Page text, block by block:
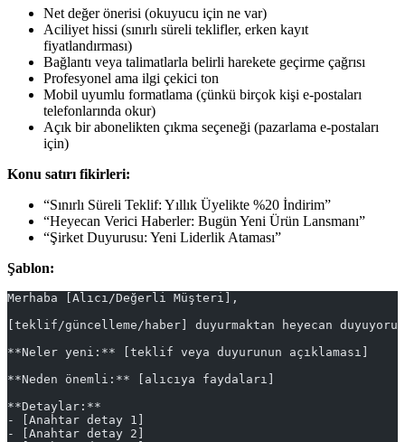
Net değer önerisi (okuyucu için ne var)
Aciliyet hissi (sınırlı süreli teklifler, erken kayıt
fiyatlandırması)
Bağlantı veya talimatlarla belirli harekete geçirme çağrısı
Profesyonel ama ilgi çekici ton
Mobil uyumlu formatlama (çünkü birçok kişi e-postaları
telefonlarında okur)
Açık bir abonelikten çıkma seçeneği (pazarlama e-postaları
için)
Konu satırı fikirleri:
“Sınırlı Süreli Teklif: Yıllık Üyelikte %20 İndirim”
“Heyecan Verici Haberler: Bugün Yeni Ürün Lansmanı”
“Şirket Duyurusu: Yeni Liderlik Ataması”
Şablon:
Merhaba [Alıcı/Değerli Müşteri],
[teklif/güncelleme/haber] duyurmaktan heyecan
**Neler yeni:** [teklif veya duyurunun açıklaması]
**Neden önemli:** [alıcıya faydaları]
**Detaylar:**
- [Anahtar detay 1]
- [Anahtar detay 2]